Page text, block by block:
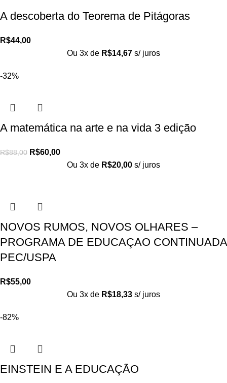
A descoberta do Teorema de Pitágoras
R$44,00
Ou 3x de R$14,67 s/ juros
-32%
A matemática na arte e na vida 3 edição
R$88,00 R$60,00
Ou 3x de R$20,00 s/ juros
NOVOS RUMOS, NOVOS OLHARES –
PROGRAMA DE EDUCAÇAO CONTINUADA
PEC/USPA
R$55,00
Ou 3x de R$18,33 s/ juros
-82%
EINSTEIN E A EDUCAÇÃO